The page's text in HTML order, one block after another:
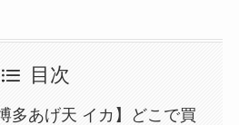
目次
多あげ天 イカ】どこで買